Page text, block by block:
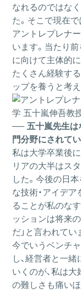
なれるのではな
た。そこで現在で
アントレプレナ
います。当たり前
に向けて主体的
たくさん経験す
ップを養うと考
── 五十嵐先生は
門分野にされて
私は大学卒業後
リアの大半はス
した。今後の日
な技術・アイデ
ることが私のなす
ッションは将来
だ」と言われてい
今でいうベンチ
し、経営者と一
いくのが、私は大
の難しさも痛い